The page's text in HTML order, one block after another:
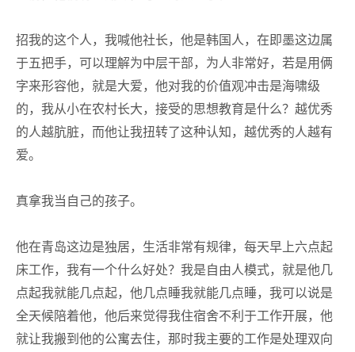
招我的这个人，我喊他社长，他是韩国人，在即墨这边属
于五把手，可以理解为中层干部，为人非常好，若是用俩
字来形容他，就是大爱，他对我的价值观冲击是海啸级
的，我从小在农村长大，接受的思想教育是什么？越优秀
的人越肮脏，而他让我扭转了这种认知，越优秀的人越有
爱。
真拿我当自己的孩子。
他在青岛这边是独居，生活非常有规律，每天早上六点起
床工作，我有一个什么好处？我是自由人模式，就是他几
点起我就能几点起，他几点睡我就能几点睡，我可以说是
全天候陪着他，他后来觉得我住宿舍不利于工作开展，他
就让我搬到他的公寓去住，那时我主要的工作是处理双向